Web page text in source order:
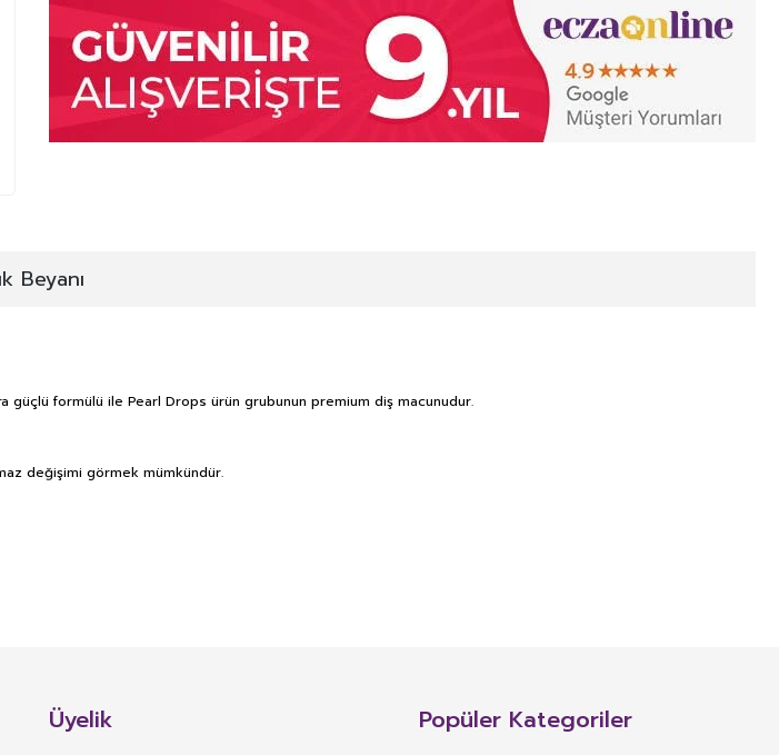
Beyanı
güçlü formülü ile Pearl Drops ürün grubunun premium diş macunudur.
değişimi görmek mümkündür.
Yorum Yazmaddeler, biyoaktif maddeler ve benzeri maddelerin konsantre veya ekstraktlarının tek başına veya
veya toz formlarda hazırlanarak günlük alım dozu belirlenmiş ürünleri ifade eder.
Üyelik Popüler Kategoriler